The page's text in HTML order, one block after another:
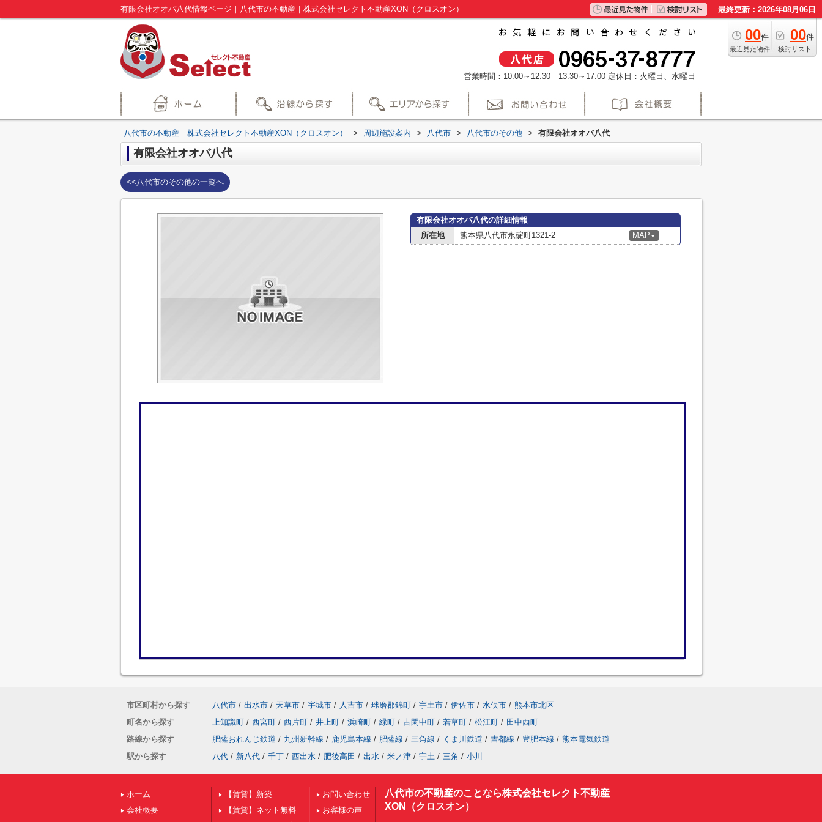
有限会社オオバ八代情報ページ｜八代市の不動産｜株式会社セレクト不動産XON（クロスオン） 最終更新：2026年08月06日
00件
最近見た物件
00件
検討リスト
営業時間：10:00～12:30 13:30～17:00 定休日：火曜日、水曜日
八代市の不動産｜株式会社セレクト不動産XON（クロスオン） > 周辺施設案内 > 八代市 > 八代市のその他 > 有限会社オオバ八代
有限会社オオバ八代
<<八代市のその他の一覧へ
有限会社オオバ八代の詳細情報
所在地
熊本県八代市永碇町1321-2 MAP ▼
市区町村から探す 八代市 / 出水市 / 天草市 / 宇城市 / 人吉市 / 球磨郡錦町 / 宇土市 / 伊佐市 / 水俣市 / 熊本市北区
町名から探す
上知識町 / 西宮町 / 西片町 / 井上町 / 浜崎町 / 緑町 / 古閑中町 / 若草町 / 松江町 / 田中西町
路線から探す
肥薩おれんじ鉄道 / 九州新幹線 / 鹿児島本線 / 肥薩線 / 三角線 / くま川鉄道 / 吉都線 / 豊肥本線 / 熊本電気鉄道
駅から探す
八代 / 新八代 / 千丁 / 西出水 / 肥後高田 / 出水 / 米ノ津 / 宇土 / 三角 / 小川
ホーム
会社概要
【賃貸】新築
【賃貸】ネット無料
お問い合わせ
お客様の声
八代市の不動産のことなら株式会社セレクト不動産
XON（クロスオン）